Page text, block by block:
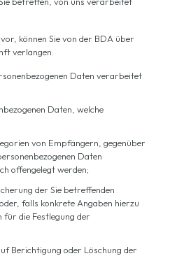
können Sie von der BDA über
verlangen:
Daten verarbeitet
Daten, welche
von Empfängern, gegenüber
Daten
offengelegt werden;
der Sie betreffenden
falls konkrete Angaben hierzu
die Festlegung der
Berichtigung oder Löschung der